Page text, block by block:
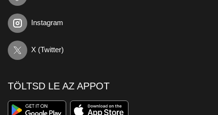
Instagram
X (Twitter)
TÖLTSD LE AZ APPOT